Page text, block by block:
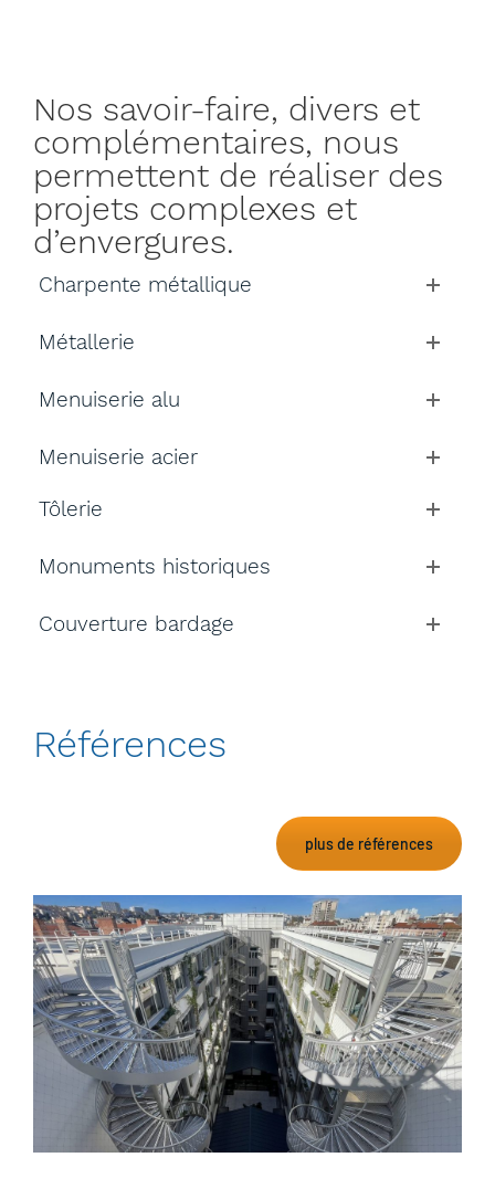
Nos savoir-faire, divers et
complémentaires, nous
permettent de réaliser des
projets complexes et
d’envergures.
Charpente métallique
Métallerie
Menuiserie alu
Menuiserie acier
Tôlerie
Monuments historiques
Couverture bardage
Références
plus de références